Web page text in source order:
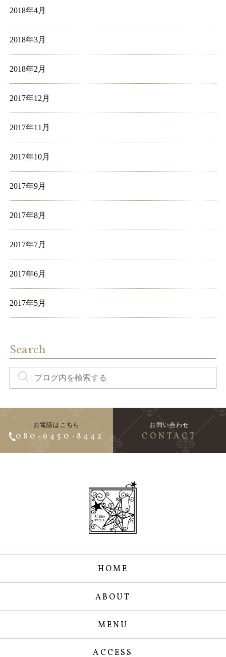
2018年4月
2018年3月
2018年2月
2017年12月
2017年11月
2017年10月
2017年9月
2017年8月
2017年7月
2017年6月
2017年5月
Search
お電話はこちら
080-6450-8442
お問い合わせ
CONTACT
HOME
ABOUT
MENU
ACCESS